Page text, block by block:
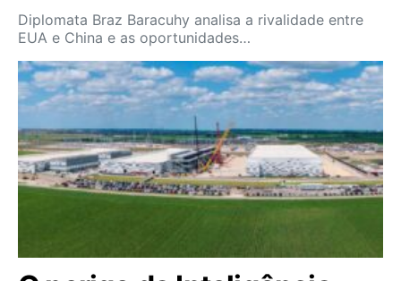
Diplomata Braz Baracuhy analisa a rivalidade entre
EUA e China e as oportunidades…